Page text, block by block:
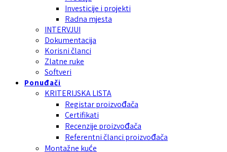
Investicije i projekti
Radna mjesta
INTERVJUI
Dokumentacija
Korisni članci
Zlatne ruke
Softveri
Ponuđači
KRITERIJSKA LISTA
Registar proizvođača
Certifikati
Recenzije proizvođača
Referentni članci proizvođača
Montažne kuće